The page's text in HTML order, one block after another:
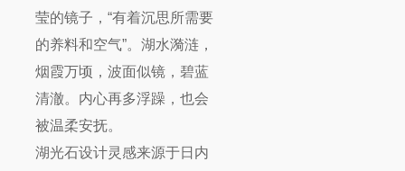
莹的镜子，“有着沉思所需要
的养料和空气”。湖水漪涟，
烟霞万顷，波面似镜，碧蓝
清澈。内心再多浮躁，也会
被温柔安抚。
湖光石设计灵感来源于日内